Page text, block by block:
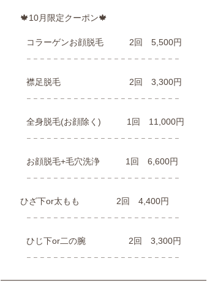
🍁10月限定クーポン🍁
コラーゲンお顔脱毛 2回 5,500円
𓐄 𓐄 𓐄 𓐄 𓐄 𓐄 𓐄 𓐄 𓐄 𓐄 𓐄 𓐄 𓐄 𓐄 𓐄 𓐄 𓐄 𓐄 𓐄 𓐄 𓐄 𓐄 𓐄
襟足脱毛 2回 3,300円
𓐄 𓐄 𓐄 𓐄 𓐄 𓐄 𓐄 𓐄 𓐄 𓐄 𓐄 𓐄 𓐄 𓐄 𓐄 𓐄 𓐄 𓐄 𓐄 𓐄 𓐄 𓐄 𓐄
全身脱毛(お顔除く) 1回 11,000円
𓐄 𓐄 𓐄 𓐄 𓐄 𓐄 𓐄 𓐄 𓐄 𓐄 𓐄 𓐄 𓐄 𓐄 𓐄 𓐄 𓐄 𓐄 𓐄 𓐄 𓐄 𓐄 𓐄
お顔脱毛+毛穴洗浄 1回 6,600円
𓐄 𓐄 𓐄 𓐄 𓐄 𓐄 𓐄 𓐄 𓐄 𓐄 𓐄 𓐄 𓐄 𓐄 𓐄 𓐄 𓐄 𓐄 𓐄 𓐄 𓐄 𓐄 𓐄
ひざ下or太もも 2回 4,400円
𓐄 𓐄 𓐄 𓐄 𓐄 𓐄 𓐄 𓐄 𓐄 𓐄 𓐄 𓐄 𓐄 𓐄 𓐄 𓐄 𓐄 𓐄 𓐄 𓐄 𓐄 𓐄 𓐄
ひじ下or二の腕 2回 3,300円
𓐄 𓐄 𓐄 𓐄 𓐄 𓐄 𓐄 𓐄 𓐄 𓐄 𓐄 𓐄 𓐄 𓐄 𓐄 𓐄 𓐄 𓐄 𓐄 𓐄 𓐄 𓐄 𓐄
━━━━━━━━━━━━━━━━━━━━━━━━